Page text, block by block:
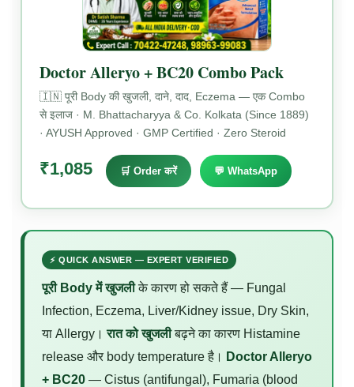
Doctor Alleryo + BC20 Combo Pack
🇮🇳 पूरी Body की खुजली, दाने, दाद, Eczema — एक Combo
से इलाज · M. Bhattacharyya & Co. Kolkata (Since 1889)
· AYUSH Approved · GMP Certified · Zero Steroid
₹1,085 🛒 Order करें 💬 WhatsApp
⚡ QUICK ANSWER — EXPERT VERIFIED
पूरी Body में खुजलीके कारण हो सकते हैं — Fungal
Infection, Eczema, Liver/Kidney issue, Dry Skin,
या Allergy।रात को खुजलीबढ़ने का कारण Histamine
release और body temperature है।
Doctor Alleryo
+ BC20 — Cistus (antifungal), Fumaria (blood